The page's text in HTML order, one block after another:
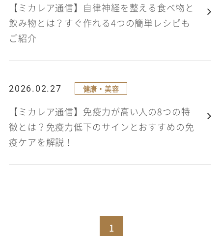
【ミカレア通信】自律神経を整える食べ物と
飲み物とは？すぐ作れる4つの簡単レシピも
ご紹介
2026.02.27 健康・美容
【ミカレア通信】免疫力が高い人の8つの特
徴とは？免疫力低下のサインとおすすめの免
疫ケアを解説！
1